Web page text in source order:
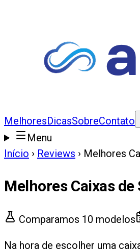
MelhoresDicasSobreContato
Menu
Início › Reviews › Melhores
Melhores Caixas de
Comparamos 10 modelos
Na hora de escolher uma